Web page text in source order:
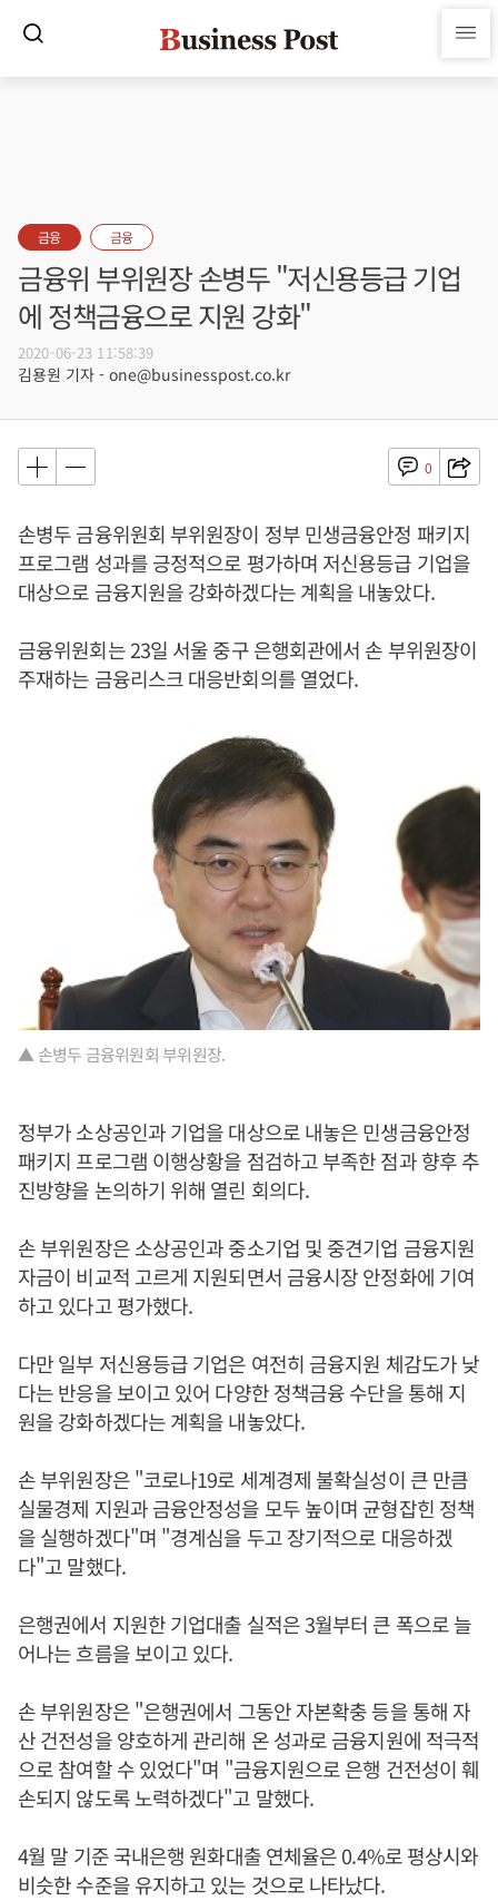
금융 금융
금융위 부위원장 손병두 "저신용등급 기업
에 정책금융으로 지원 강화"
2020-06-23 11:58:39
김용원 기자 - one@businesspost.co.kr
0
손병두 금융위원회 부위원장이 정부 민생금융안정 패키지
프로그램 성과를 긍정적으로 평가하며 저신용등급 기업을
대상으로 금융지원을 강화하겠다는 계획을 내놓았다.
금융위원회는 23일 서울 중구 은행회관에서 손 부위원장이
주재하는 금융리스크 대응반회의를 열었다.
▲ 손병두 금융위원회 부위원장.
정부가 소상공인과 기업을 대상으로 내놓은 민생금융안정
패키지 프로그램 이행상황을 점검하고 부족한 점과 향후 추
진방향을 논의하기 위해 열린 회의다.
손 부위원장은 소상공인과 중소기업 및 중견기업 금융지원
자금이 비교적 고르게 지원되면서 금융시장 안정화에 기여
하고 있다고 평가했다.
다만 일부 저신용등급 기업은 여전히 금융지원 체감도가 낮
다는 반응을 보이고 있어 다양한 정책금융 수단을 통해 지
원을 강화하겠다는 계획을 내놓았다.
손 부위원장은 "코로나19로 세계경제 불확실성이 큰 만큼
실물경제 지원과 금융안정성을 모두 높이며 균형잡힌 정책
을 실행하겠다"며 "경계심을 두고 장기적으로 대응하겠
다"고 말했다.
은행권에서 지원한 기업대출 실적은 3월부터 큰 폭으로 늘
어나는 흐름을 보이고 있다.
손 부위원장은 "은행권에서 그동안 자본확충 등을 통해 자
산 건전성을 양호하게 관리해 온 성과로 금융지원에 적극적
으로 참여할 수 있었다"며 "금융지원으로 은행 건전성이 훼
손되지 않도록 노력하겠다"고 말했다.
4월 말 기준 국내은행 원화대출 연체율은 0.4%로 평상시와
비슷한 수준을 유지하고 있는 것으로 나타났다.